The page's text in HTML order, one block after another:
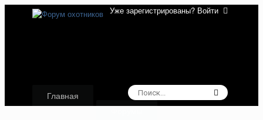
Уже зарегистрированы? Войти
Главная